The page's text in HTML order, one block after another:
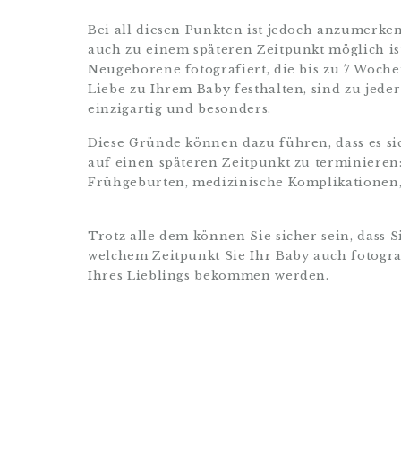
Bei all diesen Punkten ist jedoch
auch zu einem späteren Zeitpunkt möglich
Neugeborene fotografiert, die bis zu 7
Liebe zu Ihrem Baby festhalten, sind zu
einzigartig und besonders.
Diese Gründe können dazu führen, dass es
auf einen späteren Zeitpunkt zu
Frühgeburten, medizinische
Trotz alle dem können Sie sicher sein, dass
welchem Zeitpunkt Sie Ihr Baby auch
Ihres Lieblings bekommen werden.